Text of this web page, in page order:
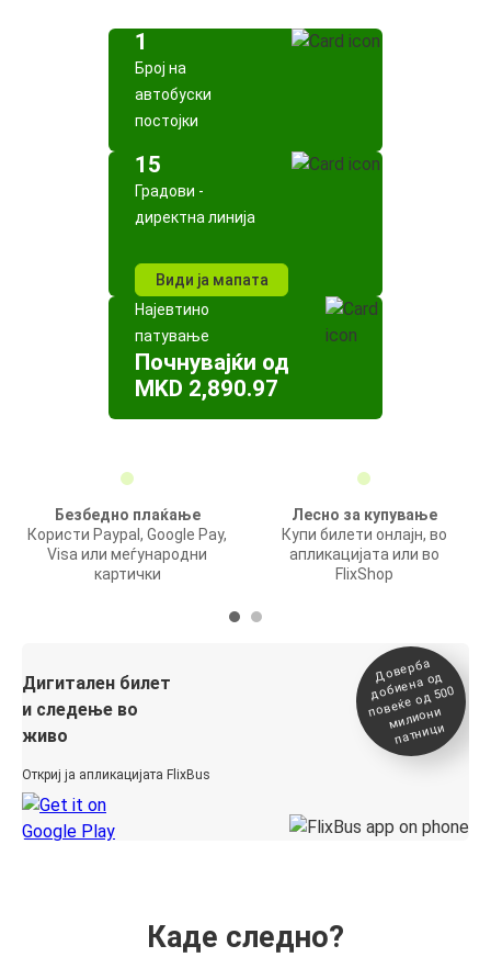
1
Број на
автобуски
постојки
15
Градови -
директна линија
Види ја мапата
Најевтино
патување
Почнувајќи од
MKD 2,890.97
Безбедно плаќање
Користи Paypal, Google Pay,
Visa или меѓународни
картички
Лесно за купување
Купи билети онлајн, во
апликацијата или во
FlixShop
Дигитален билет
и следење во
живо
Откриј ја апликацијата FlixBus
Доверба
добиена о
д
повеќе о
д 500
милиони
патници
Каде следно?